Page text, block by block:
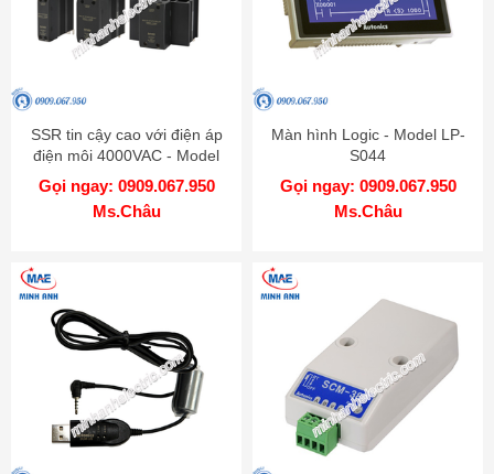
SSR tin cậy cao với điện áp
điện môi 4000VAC - Model
SRH1
Gọi ngay: 0909.067.950
Ms.Châu
Màn hình Logic - Model LP-
S044
Gọi ngay: 0909.067.950
Ms.Châu